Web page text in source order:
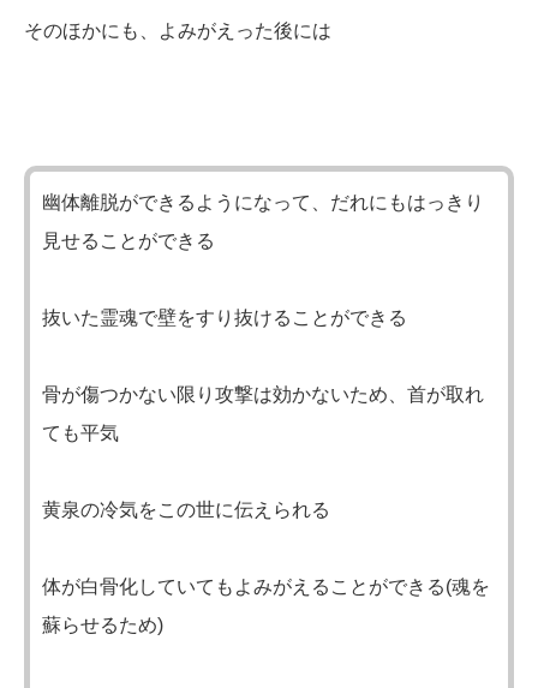
そのほかにも、よみがえった後には
幽体離脱ができるようになって、だれにもはっきり
見せることができる
抜いた霊魂で壁をすり抜けることができる
骨が傷つかない限り攻撃は効かないため、首が取れ
ても平気
黄泉の冷気をこの世に伝えられる
体が白骨化していてもよみがえることができる(魂を
蘇らせるため)